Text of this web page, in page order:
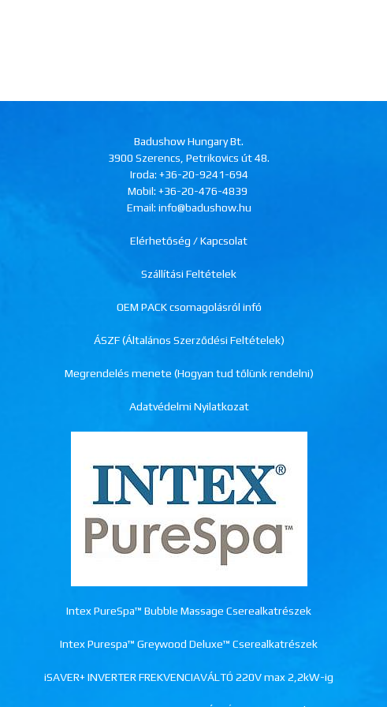
Badushow Hungary Bt.
3900 Szerencs, Petrikovics út 48.
Iroda: +36-20-9241-694
Mobil:+36-20-476-4839
Email: info@badushow.hu
Elérhetőség / Kapcsolat
Szállítási Feltételek
OEM PACK csomagolásról infó
ÁSZF (Általános Szerződési Feltételek)
Megrendelés menete (Hogyan tud tőlünk rendelni)
Adatvédelmi Nyilatkozat
Intex PureSpa™ Bubble Massage Cserealkatrészek
Intex Purespa™ Greywood Deluxe™ Cserealkatrészek
iSAVER+ INVERTER FREKVENCIAVÁLTÓ 220V max 2,2kW-ig